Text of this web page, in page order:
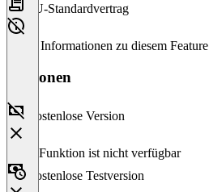
EU-Standardvertrag
Keine Informationen zu diesem Feature
Versionen
Kostenlose Version
Diese Funktion ist nicht verfügbar
Kostenlose Testversion